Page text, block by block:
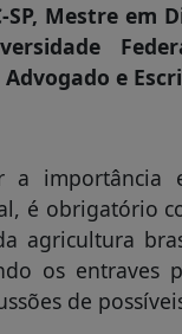
Mestre em
e
a importância
é obrigatório
agricultura
os entraves
de